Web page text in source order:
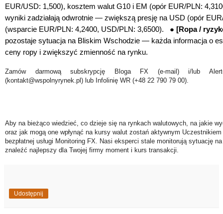
EUR/USD: 1,500), kosztem walut G10 i EM (opór EUR/PLN:
wyniki zadziałają odwrotnie — zwiększą presję na USD (opór
(wsparcie EUR/PLN: 4,2400, USD/PLN: 3,6500). ● [Ropa /
pozostaje sytuacja na Bliskim Wschodzie — każda informacja o
ceny ropy i zwiększyć zmienność na rynku.
Zamów darmową subskrypcję Bloga FX (e-mail) i/lub
(kontakt@wspolnyrynek.pl) lub Infolinię WR (+48 22 790 79 00).
Aby na bieżąco wiedzieć, co dzieje się na rynkach walutowych, na jakie
oraz jak mogą one wpłynąć na kursy walut zostań aktywnym
bezpłatnej usługi Monitoring FX. Nasi eksperci stale monitorują sytuację
znaleźć najlepszy dla Twojej firmy moment i kurs transakcji.
Udostępnij